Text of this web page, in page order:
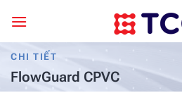
qua
nội
dungCHI TIẾT
FlowGuard CPVC